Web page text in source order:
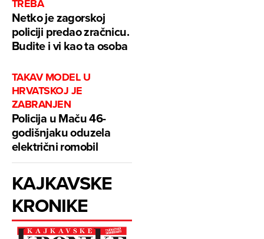
TREBA
Netko je zagorskoj
policiji predao zračnicu.
Budite i vi kao ta osoba
TAKAV MODEL U
HRVATSKOJ JE
ZABRANJEN
Policija u Maču 46-
godišnjaku oduzela
električni romobil
KAJKAVSKE
KRONIKE